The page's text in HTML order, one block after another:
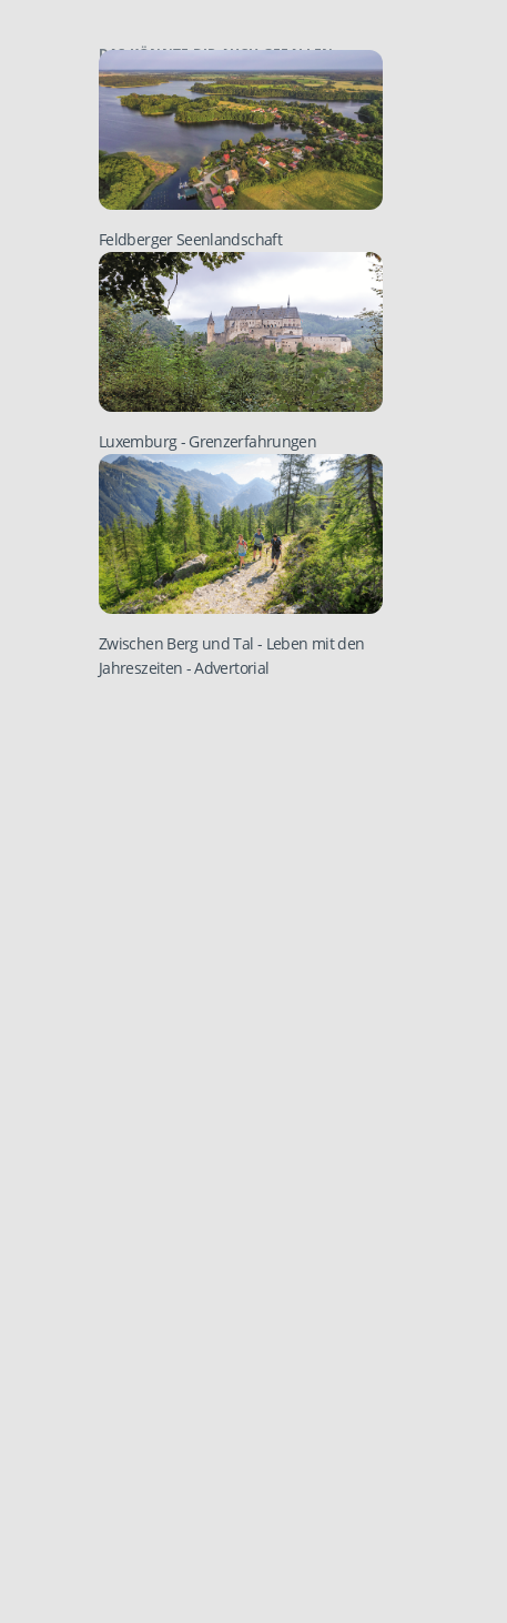
DAS KÖNNTE DIR AUCH GEFALLEN:
Feldberger Seenlandschaft
Luxemburg- Grenzerfahrungen
Zwischen Berg und Tal - Leben mit den
Jahreszeiten - Advertorial